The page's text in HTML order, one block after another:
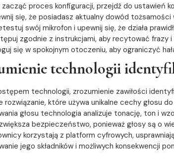
zacząć proces konfiguracji, przejdź do ustawień
się, że posiadasz aktualny dowód
swój mikrofon i upewnij się, że działa
zgodnie z instrukcjami, aby recytować frazy
się w spokojnym otoczeniu, aby ograniczyć
technologii
technologii, zrozumienie zawiłości
rozwiązanie, które używa unikalne cechy głosu
głosu technologia analizuje tonację, ton i
bezpieczeństwo, ponieważ głosy są o
korzystają z platform cyfrowych,
jego składników i możliwych konsekwencji